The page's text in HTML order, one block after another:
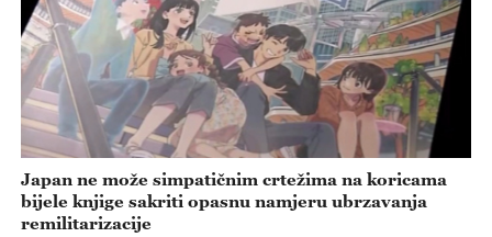
Japan ne može simpatičnim crtežima na koricama
bijele knjige sakriti opasnu namjeru ubrzavanja
remilitarizacije